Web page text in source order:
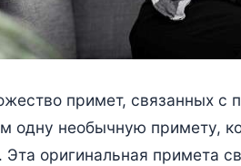
примет, связанных с
одну необычную примету,
Эта оригинальная примета